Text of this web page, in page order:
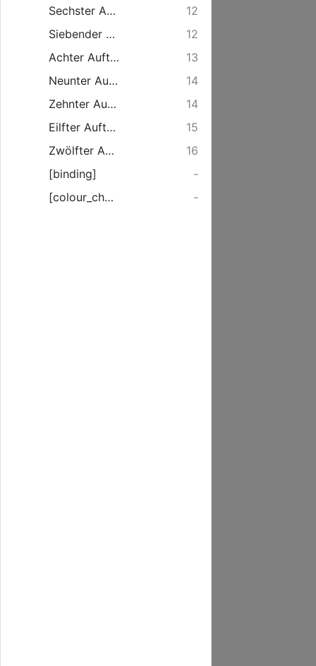
Sechster Auftritt.
12
Siebender Auftritt.
12
Achter Auftritt.
13
Neunter Auftritt.
14
Zehnter Auftritt.
14
Eilfter Auftritt.
15
Zwölfter Auftritt.
16
[binding]
-
[colour_checker]
-